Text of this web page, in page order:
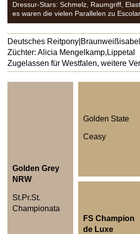
Dressur-Stars: Schmelz, Raumgriff,
es waren die vielen Parallelen zu
Deutsches Reitpony
Züchter: Alicia Mengelkamp, Lippetal
Zugelassen für Westfalen, weitere
Golden Grey
NRW
St.Pr.St.
Championata
Golden State
Ceasy
FS Champion
de Luxe